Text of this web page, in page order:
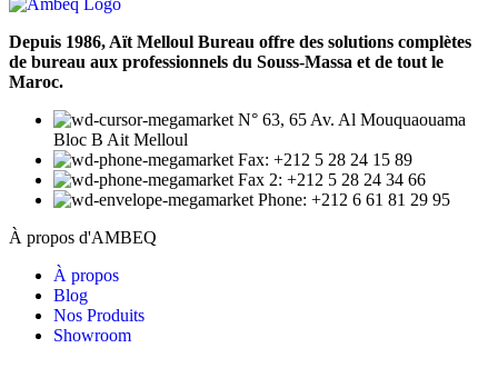
Depuis 1986, Aït Melloul Bureau offre des solutions complètes
de bureau aux professionnels du Souss-Massa et de tout le
Maroc.
N° 63, 65 Av. Al Mouquaouama
Bloc B Ait Melloul
Fax: +212 5 28 24 15 89
Fax 2: +212 5 28 24 34 66
Phone: +212 6 61 81 29 95
À propos d'AMBEQ
À propos
Blog
Nos Produits
Showroom